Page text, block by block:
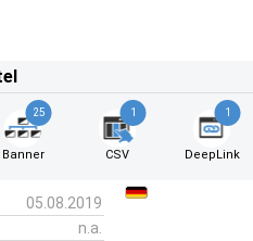
25
Banner
1
CSV
1
DeepLink
05.08.2019
n.a.